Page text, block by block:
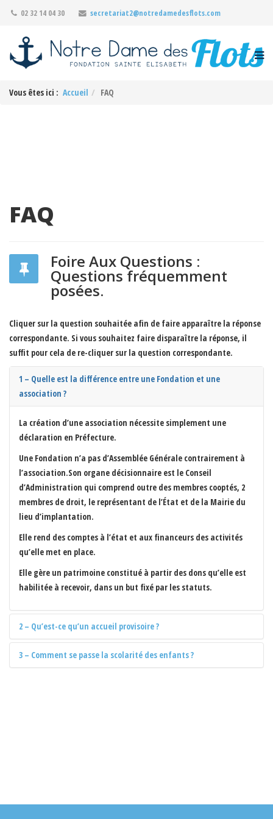
02 32 14 04 30 secretariat2@notredamedesflots.com
Vous êtes ici : Accueil FAQ
FAQ
Foire Aux Questions :
Questions fréquemment
posées.
Cliquer sur la question souhaitée afin de faire apparaître la réponse
correspondante. Si vous souhaitez faire disparaître la réponse, il
suffit pour cela de re-cliquer sur la question correspondante.
1 – Quelle est la différence entre une Fondation et une
association ?
La création d’une association nécessite simplement une
déclaration en Préfecture.
Une Fondation n’a pas d’Assemblée Générale contrairement à
l’association.Son organe décisionnaire est le Conseil
d’Administration qui comprend outre des membres cooptés, 2
membres de droit, le représentant de l’État et de la Mairie du
lieu d’implantation.
Elle rend des comptes à l’état et aux financeurs des activités
qu’elle met en place.
Elle gère un patrimoine constitué à partir des dons qu’elle est
habilitée à recevoir, dans un but fixé par les statuts.
2 – Qu’est-ce qu’un accueil provisoire ?
3 – Comment se passe la scolarité des enfants ?